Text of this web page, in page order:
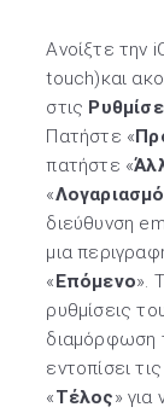
Ανοίξτε την
touch)και
στις
Πατήστε «
πατήστε «
«
διεύθυνση
μια
«Επόμενο».
ρυθμίσεις
διαμόρφωση
εντοπίσει
«Τέλος»